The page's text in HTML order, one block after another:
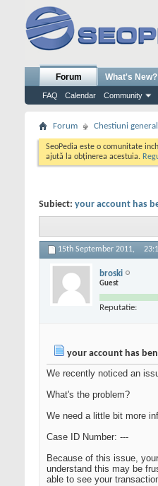
Forum
FAQ Calendar Community
What's New?
Forum Chestiuni
SeoPedia este o comunitate
ajută la obținerea acestuia.
Subiect: your account has
15th September 2011,
broski
Guest
Reputatie:
your account has
We recently noticed an
What's the problem?
We need a little bit more
Case ID Number: ---
Because of this issue,
understand this may be
able to see your